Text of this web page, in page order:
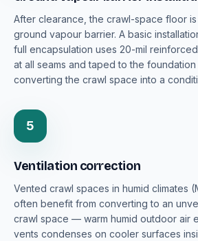
After clearance, the crawl-space floor
ground vapour barrier. A basic
full encapsulation uses 20-mil
at all seams and taped to the
converting the crawl space into a
5
Ventilation correction
Vented crawl spaces in humid climates
often benefit from converting to an
crawl space — warm humid outdoor air
vents condenses on cooler surfaces